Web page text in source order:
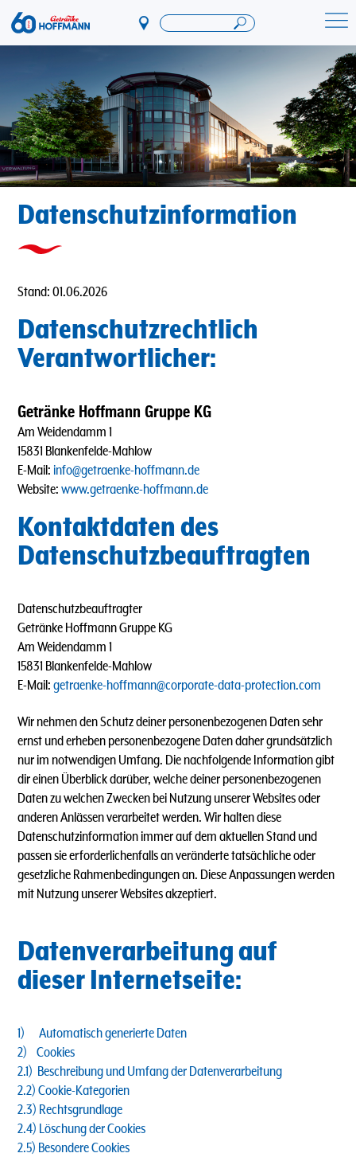
Direkt
zum
Inhalt
Startseite Getränke Hoffmann
Datenschutzinformation
Stand: 01.06.2026
Datenschutzrechtlich
Verantwortlicher:
Getränke Hoffmann Gruppe KG
Am Weidendamm 1
15831 Blankenfelde-Mahlow
E-Mail: info@getraenke-hoffmann.de
Website: www.getraenke-hoffmann.de
Kontaktdaten des
Datenschutzbeauftragten
Datenschutzbeauftragter
Getränke Hoffmann Gruppe KG
Am Weidendamm 1
15831 Blankenfelde-Mahlow
E-Mail: getraenke-hoffmann@corporate-data-protection.com
Wir nehmen den Schutz deiner personenbezogenen Daten sehr
ernst und erheben personenbezogene Daten daher grundsätzlich
nur im notwendigen Umfang. Die nachfolgende Information gibt
dir einen Überblick darüber, welche deiner personenbezogenen
Daten zu welchen Zwecken bei Nutzung unserer Websites oder
anderen Anlässen verarbeitet werden. Wir halten diese
Datenschutzinformation immer auf dem aktuellen Stand und
passen sie erforderlichenfalls an veränderte tatsächliche oder
gesetzliche Rahmenbedingungen an. Diese Anpassungen werden
mit Nutzung unserer Websites akzeptiert.
Datenverarbeitung auf
dieser Internetseite:
1) Automatisch generierte Daten
2) Cookies
2.1) Beschreibung und Umfang der Datenverarbeitung
2.2) Cookie-Kategorien
2.3) Rechtsgrundlage
2.4) Löschung der Cookies
2.5) Besondere Cookies